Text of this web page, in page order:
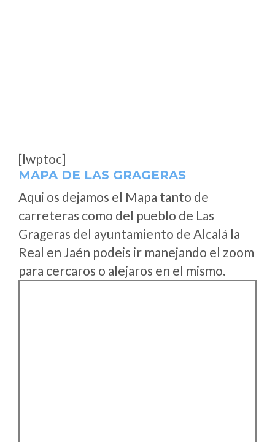
[lwptoc]
MAPA DE LAS GRAGERAS
Aqui os dejamos el Mapa tanto de
carreteras como del pueblo de Las
Grageras del ayuntamiento de Alcalá la
Real en Jaén podeis ir manejando el zoom
para cercaros o alejaros en el mismo.